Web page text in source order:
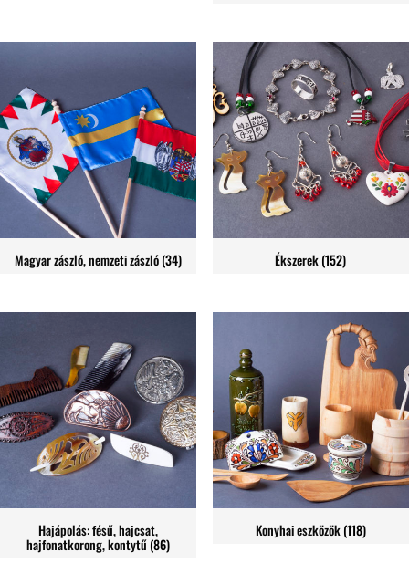
Magyar zászló, nemzeti zászló(34) Ékszerek(152)
Hajápolás: fésű, hajcsat,
hajfonatkorong, kontytű(86)
Konyhai eszközök(118)